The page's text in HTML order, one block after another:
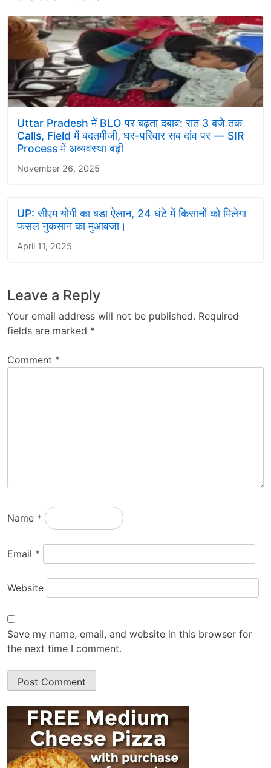
Uttar Pradesh में BLO पर बढ़ता दबाव: रात 3 बजे तक
Calls, Field में बदतमीजी, घर-परिवार सब दांव पर — SIR
Process में अव्यवस्था बढ़ी
November 26, 2025
UP: सीएम योगी का बड़ा ऐलान, 24 घंटे में किसानों को मिलेगा
फसल नुकसान का मुआवजा।
April 11, 2025
Leave a Reply
Your email address will not be published. Required
fields are marked *
Comment *
Name *
Email *
Website
Save my name, email, and website in this browser for
the next time I comment.